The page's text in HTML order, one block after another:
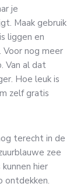
je
Maak gebruik
liggen en
nog meer
Van al dat
Hoe leuk is
zelf gratis
terecht in de
zee
hier
ontdekken.